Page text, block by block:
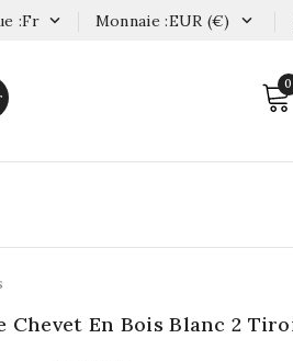
Monnaie :EUR (€) 
:fr 
0
Chevet En Bois Blanc 2